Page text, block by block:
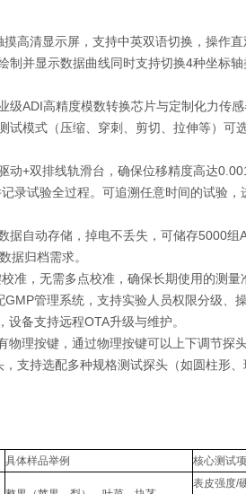
高清显示屏，支持中英双语切换，操作直
制并显示数据曲线同时支持切换4种坐标
级ADI高精度模数转换芯片与定制化力传感
试模式（压缩、穿刺、剪切、拉伸等）
动+双排线轨滑台，确保位移精度高达
录试验全过程。可追溯任意时间的试验
据自动存储，掉电不丢失，可储存5000
据归档需求。
准，无需多点校准，确保长期使用的测量
管理系统，支持实验人员权限分级、
设备支持远程OTA升级与维护。
物理按键，通过物理按键可以上下调节探头
支持选配多种规格测试探头（如圆柱形
具体样品举例 核心测试
表皮强度/